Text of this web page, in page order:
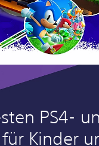
PS4-
Kinder